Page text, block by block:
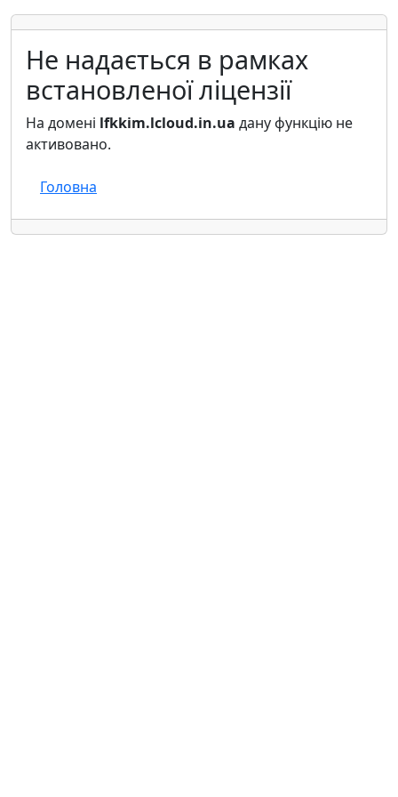
Не надається в рамках
встановленої ліцензії
На домені lfkkim.lcloud.in.ua дану функцію не
активовано.
Головна